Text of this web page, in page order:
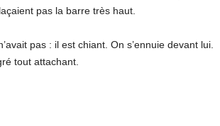
pas la barre très haut.
pas : il est chiant. On s’ennuie devant lui.
tout attachant.